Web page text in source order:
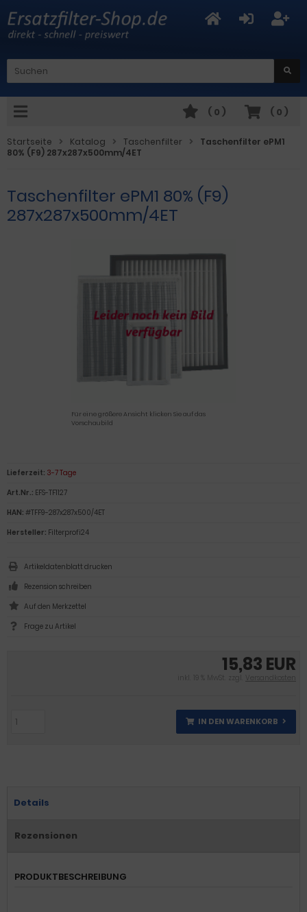
( 0 )
( 0 )
Startseite Katalog Taschenfilter
Taschenfilter ePM1
80% (F9) 287x287x500mm/4ET
Taschenfilter ePM1 80% (F9)
287x287x500mm/4ET
Für eine größere Ansicht klicken Sie auf das
Vorschaubild
15,83 EUR
inkl. 19 % MwSt. zzgl. Versandkosten
IN DEN WARENKORB
Lieferzeit: 3-7 Tage
Art.Nr.: EFS-TF1127
HAN: #TFF9-287x287x500/4ET
Hersteller: Filterprofi24
Artikeldatenblatt drucken
Rezension schreiben
Frage zu Artikel
Details
Rezensionen
PRODUKTBESCHREIBUNG